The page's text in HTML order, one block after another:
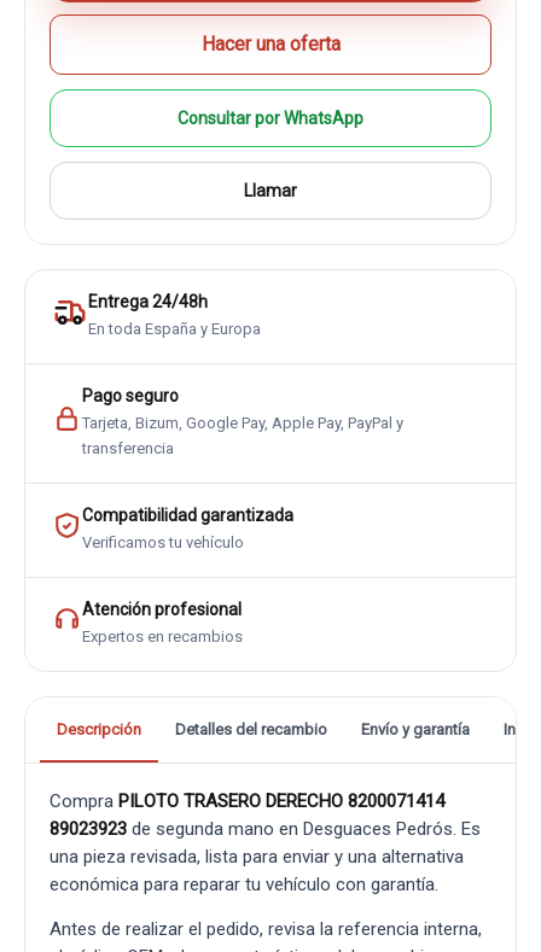
Hacer una oferta
Consultar por WhatsApp
Llamar
Entrega 24/48h
En toda España y Europa
Pago seguro
Tarjeta, Bizum, Google Pay, Apple Pay, PayPal y
transferencia
Compatibilidad garantizada
Verificamos tu vehículo
Atención profesional
Expertos en recambios
Descripción Detalles del recambio Envío y garantía
Compra PILOTO TRASERO DERECHO 8200071414
89023923 de segunda mano en Desguaces Pedrós. Es
una pieza revisada, lista para enviar y una alternativa
económica para reparar tu vehículo con garantía.
Antes de realizar el pedido, revisa la referencia interna,